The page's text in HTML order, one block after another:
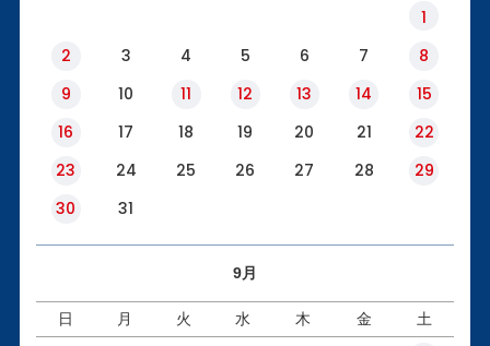
1
2
3 4 5 6 7
8
9
10 11 12 13 14
15
16
17 18 19 20 21
22
23
24 25 26 27 28
29
30
31
9月
日 月 火 水 木 金 土